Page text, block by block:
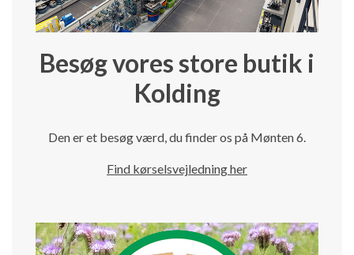
Besøg vores store butik i
Kolding
Den er et besøg værd, du finder os på Mønten 6.
Find kørselsvejledning her